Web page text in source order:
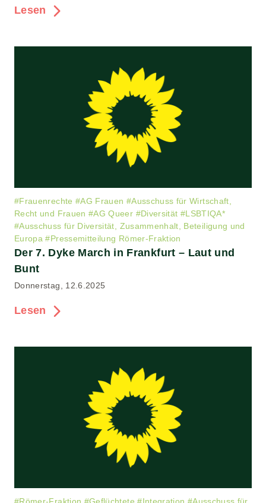
Lesen
#Frauenrechte #AG Frauen #Ausschuss für Wirtschaft,
Recht und Frauen #AG Queer #Diversität #LSBTIQA*
#Ausschuss für Diversität, Zusammenhalt, Beteiligung und
Europa #Pressemitteilung Römer-Fraktion
Der 7. Dyke March in Frankfurt – Laut und
Bunt
Donnerstag, 12.6.2025
Lesen